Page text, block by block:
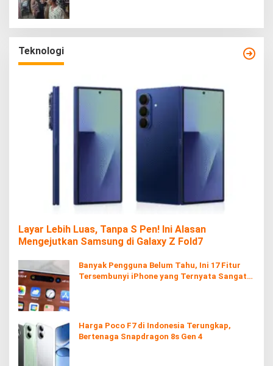
Teknologi
Layar Lebih Luas, Tanpa S Pen! Ini Alasan
Mengejutkan Samsung di Galaxy Z Fold7
Banyak Pengguna Belum Tahu, Ini 17 Fitur
Tersembunyi iPhone yang Ternyata Sangat
Harga Poco F7 di Indonesia Terungkap,
Bertenaga Snapdragon 8s Gen 4